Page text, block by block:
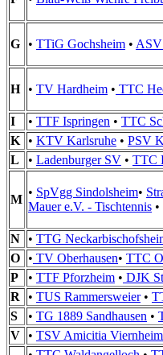
G • TTiG Gochsheim • ASV
H • TV Hardheim • TTC
I • TTF Ispringen • TTC
K
• KTV Karlsruhe • PSV
L
• Ladenburger SV • TTC
M
• SpVgg Sindolsheim•
Mauer e.V. - Tischtennis •
N • TTG
O
• TV Oberhausen• TTC
P
• TTF Pforzheim • DJK
R
• TUS Rammersweier•
S
• TG 1889 Sandhausen •
V
• TSV Amicitia Viernheim